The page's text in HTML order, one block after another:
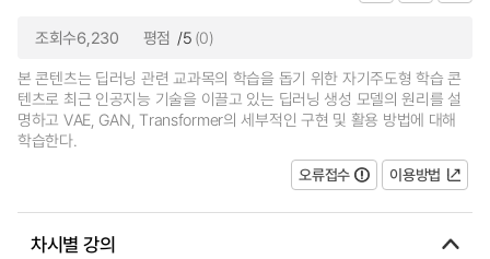
조회수6,230 평점 /5 (0)
본 콘텐츠는 딥러닝 관련 교과목의 학습을 돕기 위한 자기주도형 학습 콘
텐츠로 최근 인공지능 기술을 이끌고 있는 딥러닝 생성 모델의 원리를 설
명하고 VAE, GAN, Transformer의 세부적인 구현 및 활용 방법에 대해
학습한다.
오류접수
이용방법
차시별 강의